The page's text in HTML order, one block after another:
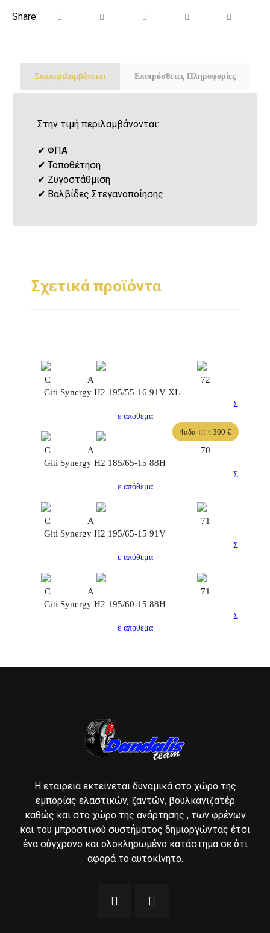
Συμπεριλαμβάνεται Επιπρόσθετες Πληροφορίες
Στην τιμή περιλαμβάνονται:
✔ΦΠΑ
✔Τοποθέτηση
✔ Ζυγοστάθμιση
✔ Βαλβίδες Στεγανοποίησης
Σχετικά προϊόντα
C A
72
Giti Synergy H2 195/55-16 91V XL
Σ
ε απόθεμα
C A
70
Giti Synergy H2 185/65-15 88H
4αδα 400€ 300 €
Σ
ε απόθεμα
C A
71
Giti Synergy H2 195/65-15 91V
Σ
ε απόθεμα
C A
71
Giti Synergy H2 195/60-15 88H
Σ
ε απόθεμα
Η εταιρεία εκτείνεται δυναμικά στο χώρο της
εμπορίας ελαστικών, ζαντών, βουλκανιζατέρ
καθώς και στο χώρο της ανάρτησης , των φρένων
και του μπροστινού συστήματος δημιοργώντας έτσι
ένα σύγχρονο και ολοκληρωμένο κατάστημα σε ότι
αφορά το αυτοκίνητο.